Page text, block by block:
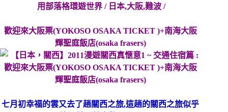
用部落格環遊世界 / 日本,大阪,難波 /
歡迎來大阪票(YOKOSO OSAKA TICKET )+南海大阪
輝聖庭飯店(osaka frasers)
七月初幸福的雲又去了趟關西之旅,這趟的關西之旅似乎